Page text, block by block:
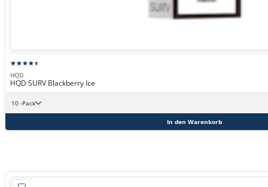
HQD
HQD SURV Blackberry Ice
10 -Pack
In den Warenkorb